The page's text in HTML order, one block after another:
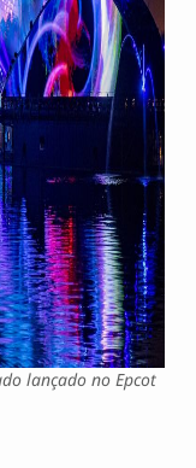
lançado no Epcot